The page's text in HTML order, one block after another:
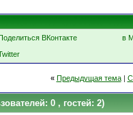
ВКонтакте
в
« Предыдущая тема|
0 , гостей: 2)